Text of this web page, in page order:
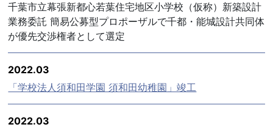
千葉市立幕張新都心若葉住宅地区小学校（仮称）新築設計
業務委託 簡易公募型プロポーザルで千都・能城設計共同体
が優先交渉権者として選定
2022.03
「学校法人須和田学園 須和田幼稚園」竣工
2022.03